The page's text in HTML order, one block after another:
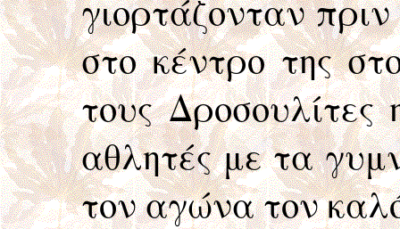
γιορτάζονταν
στο κέντρο της
τους Δροσουλίτες
αθλητές με τα
τον αγώνα τον